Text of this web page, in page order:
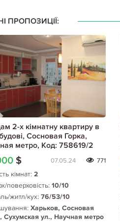
ПРОПОЗИЦІЇ:
2-х кімнатну квартиру в
Сосновая Горка,
метро, Код: 758619/2
$ 07.05.24 771
кімнат: 2
поверховість: 10/10
житл/кух: 76/53/10
Харьков, Сосновая
Сухумская ул., Научная метро